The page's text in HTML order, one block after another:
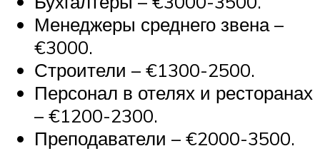
Менеджеры среднего звена –
€3000.
Строители – €1300-2500.
Персонал в отелях и ресторанах
– €1200-2300.
Преподаватели – €2000-3500.